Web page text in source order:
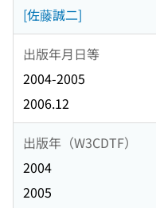
[佐藤誠二]
出版年月日等
2004-2005
2006.12
出版年（W3CDTF）
2004
2005